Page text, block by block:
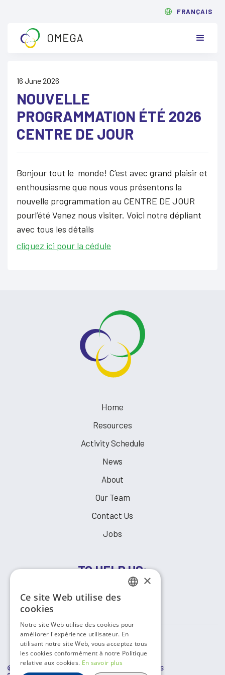
FRANÇAIS
16 June 2026
NOUVELLE
PROGRAMMATION ÉTÉ 2026
CENTRE DE JOUR
Bonjour tout le monde! C’est avec grand plaisir et
enthousiasme que nous vous présentons la
nouvelle programmation au CENTRE DE JOUR
pourl’été Venez nous visiter. Voici notre dépliant
avec tous les détails
cliquez ici pour la cédule
Home
Resources
Activity Schedule
News
About
Our Team
Contact Us
Jobs
TO HELP US:
MAKE A DONATION
© COPYRIGHT
2026 RESSOURCES COMMUNAUTAIRES
ENGLISH
×
Ce site Web utilise des
cookies
Notre site Web utilise des cookies pour
améliorer l'expérience utilisateur. En
utilisant notre site Web, vous acceptez tous
les cookies conformément à notre Politique
relative aux cookies. En savoir plus